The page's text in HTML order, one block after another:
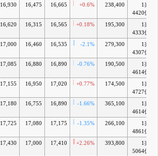
16,930 16,475 16,665 +0.6% 238,400
1兆
4420億
16,620 16,315 16,565 +0.18% 195,300
1兆
4333億
17,000 16,460 16,535 -2.1% 279,300
1兆
4307億
17,085 16,880 16,890 -0.76% 190,500
1兆
4614億
17,155 16,950 17,020 +0.77% 174,500
1兆
4727億
17,180 16,755 16,890 -1.66% 365,100
1兆
4614億
17,725 17,080 17,175 -1.35% 266,100
1兆
4861億
17,430 17,000 17,410 +2.26% 393,800
1兆
5064億